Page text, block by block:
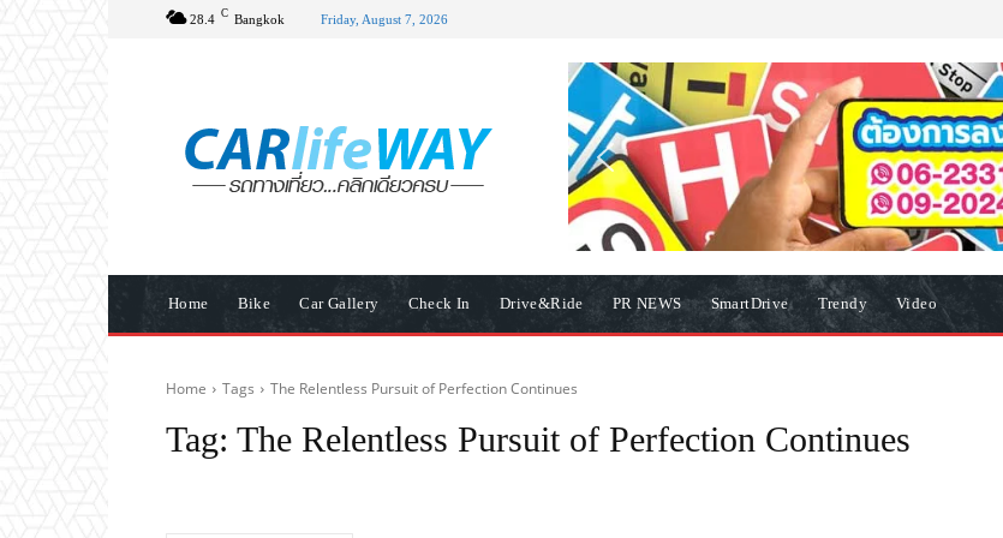
28.4 C Bangkok Friday, August 7, 2026
Home Bike Car Gallery Check In Drive&Ride PR NEWS SmartDrive Trendy Video
Home Tags The Relentless Pursuit of Perfection Continues
Tag: The Relentless Pursuit of Perfection Continues